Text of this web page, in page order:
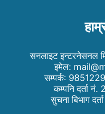
सनलाइट इन्टरनेसनल
इमेल:
सम्पर्क:
कम्पनि दर्ता
सुचना बिभाग